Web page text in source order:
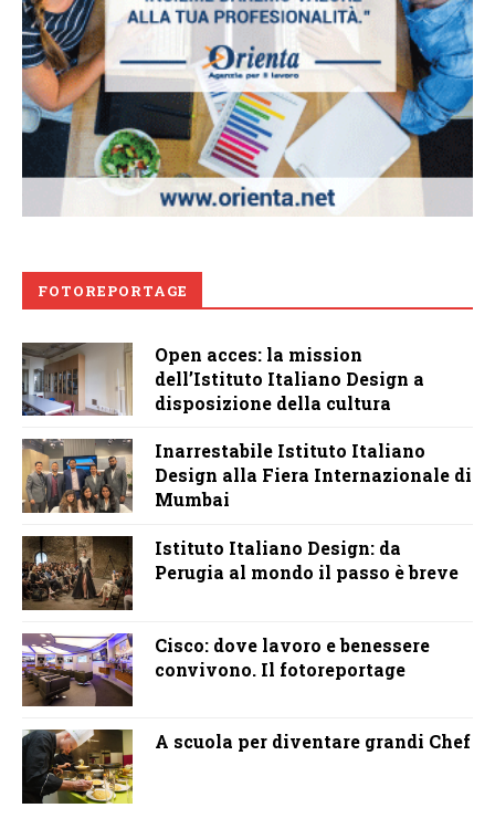
FOTOREPORTAGE
Open acces: la mission
dell’Istituto Italiano Design a
disposizione della cultura
Inarrestabile Istituto Italiano
Design alla Fiera Internazionale di
Mumbai
Istituto Italiano Design: da
Perugia al mondo il passo è breve
Cisco: dove lavoro e benessere
convivono. Il fotoreportage
A scuola per diventare grandi Chef